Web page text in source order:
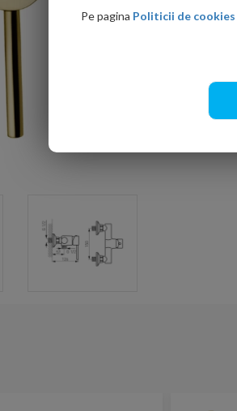
Pe pagina Politicii de cookies